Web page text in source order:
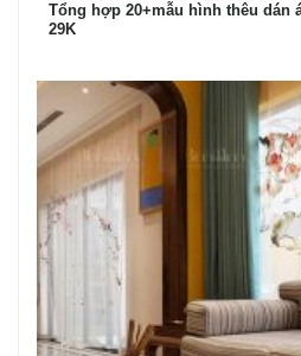
Tổng hợp 20+mẫu hình thêu dán
29K